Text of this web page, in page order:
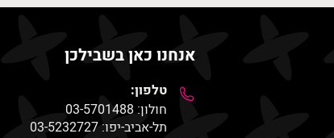
אנחנו כאן בשבילכן
טלפון:
חולון: 03-5701488
תל-אביב-יפו: 03-5232727